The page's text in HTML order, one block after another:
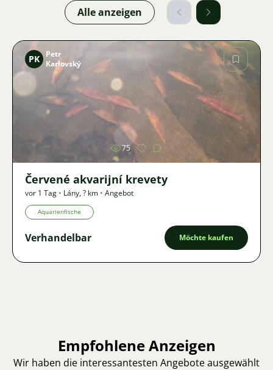
Alle anzeigen
Bild
PK
Petr
Karlovský
75
Červené akvarijní krevety
vor 1 Tag • Lány,? km • Angebot
Aquarienfische
Verhandelbar Möchte kaufen
Empfohlene Anzeigen
Wir haben die interessantesten Angebote ausgewählt